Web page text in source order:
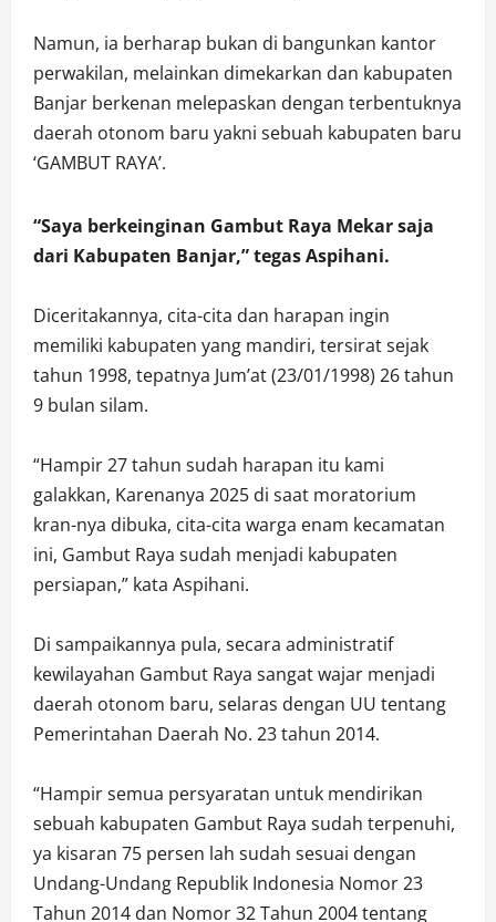
Namun, ia berharap bukan di bangunkan kantor
perwakilan, melainkan dimekarkan dan kabupaten
Banjar berkenan melepaskan dengan terbentuknya
daerah otonom baru yakni sebuah kabupaten baru
‘GAMBUT RAYA’.
“Saya berkeinginan Gambut Raya Mekar saja
dari Kabupaten Banjar,” tegas Aspihani.
Diceritakannya, cita-cita dan harapan ingin
memiliki kabupaten yang mandiri, tersirat sejak
tahun 1998, tepatnya Jum’at (23/01/1998) 26 tahun
9 bulan silam.
“Hampir 27 tahun sudah harapan itu kami
galakkan, Karenanya 2025 di saat moratorium
kran-nya dibuka, cita-cita warga enam kecamatan
ini, Gambut Raya sudah menjadi kabupaten
persiapan,” kata Aspihani.
Di sampaikannya pula, secara administratif
kewilayahan Gambut Raya sangat wajar menjadi
daerah otonom baru, selaras dengan UU tentang
Pemerintahan Daerah No. 23 tahun 2014.
“Hampir semua persyaratan untuk mendirikan
sebuah kabupaten Gambut Raya sudah terpenuhi,
ya kisaran 75 persen lah sudah sesuai dengan
Undang-Undang Republik Indonesia Nomor 23
Tahun 2014 dan Nomor 32 Tahun 2004 tentang